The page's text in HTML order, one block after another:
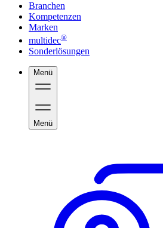
Branchen
Kompetenzen
Marken
multidec®
Sonderlösungen
Menü
Menü